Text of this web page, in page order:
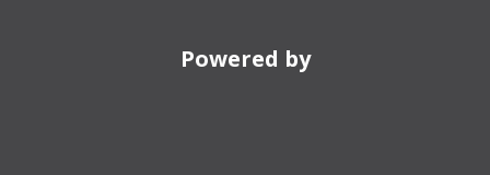
Powered by